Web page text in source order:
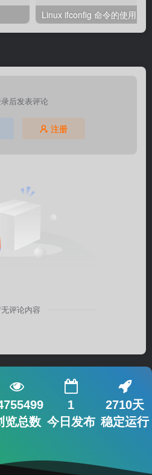
Linux ifconfig 命令的使用
后发表评论
注册
评论内容
览总数
1
今日发布
2710天
稳定运行